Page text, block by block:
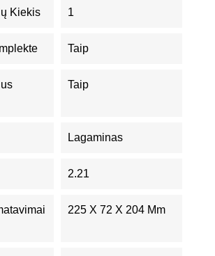
Kiekis 1
Taip
Taip
Lagaminas
2.21
225 X 72 X 204 Mm